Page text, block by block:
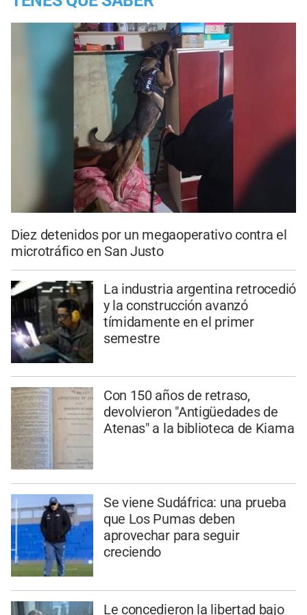
Diez detenidos por un megaoperativo contra el
microtráfico en San Justo
La industria argentina retrocedió
y la construcción avanzó
tímidamente en el primer
semestre
Con 150 años de retraso,
devolvieron "Antigüedades de
Atenas" a la biblioteca de Kiama
Se viene Sudáfrica: una prueba
que Los Pumas deben
aprovechar para seguir
creciendo
Le concedieron la libertad bajo